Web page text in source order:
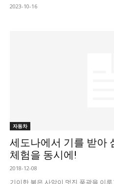
2023-10-16
자동차
세도나에서 기를 받아
체험을 동시에!
2018-12-08
기이한 붉은 사암이 멋진 풍광을 이